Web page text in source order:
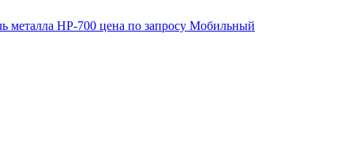
металла HP-700 цена по запросу Мобильный